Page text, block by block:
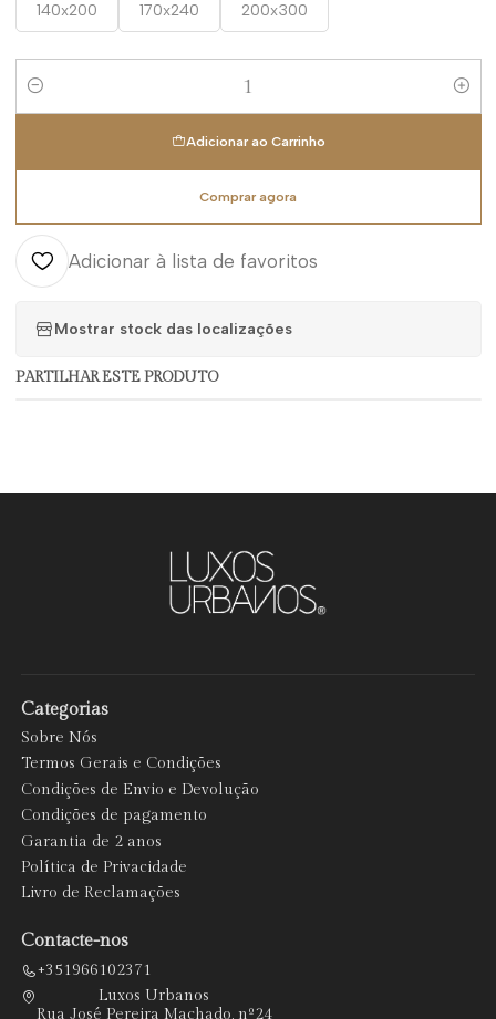
140x200 170x240 200x300
Quantidade
Adicionar ao Carrinho
Comprar agora
Adicionar à lista de favoritos
Mostrar stock das localizações
PARTILHAR ESTE PRODUTO
Categorias
Sobre Nós
Termos Gerais e Condições
Condições de Envio e Devolução
Condições de pagamento
Garantia de 2 anos
Política de Privacidade
Livro de Reclamações
Contacte-nos
+351966102371
Luxos Urbanos
Rua José Pereira Machado, nº24